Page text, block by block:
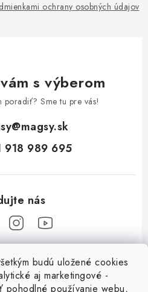
budú uložené cookies
aj marketingové -
pohodlné používanie webu,
ochrany osobných údajov
s výberom
poradiť? Sme tu pre vás!
@magsy.sk
918 989 695